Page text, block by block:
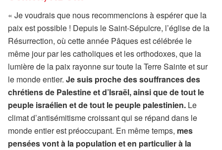
« Je voudrais que nous recommencions à espérer que la
paix est possible ! Depuis le Saint-Sépulcre, l’église de la
Résurrection, où cette année Pâques est célébrée le
même jour par les catholiques et les orthodoxes, que la
lumière de la paix rayonne sur toute la Terre Sainte et sur
le monde entier. Je suis proche des souffrances des
chrétiens de Palestine et d’Israël, ainsi que de tout le
peuple israélien et de tout le peuple palestinien. Le
climat d’antisémitisme croissant qui se répand dans le
monde entier est préoccupant. En même temps, mes
pensées vont à la population et en particulier à la